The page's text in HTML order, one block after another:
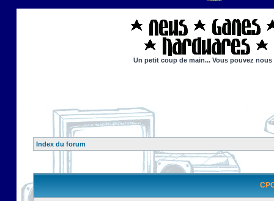
Un petit coup de main... Vous pouvez
Index du forum